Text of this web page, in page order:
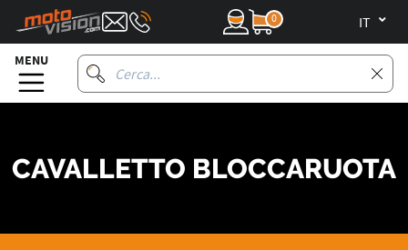
0
MENU
CAVALLETTO BLOCCARUOTA